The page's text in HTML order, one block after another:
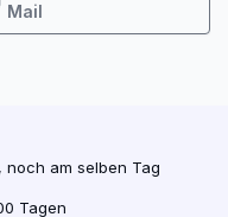
Mail
noch am selben Tag
Tagen